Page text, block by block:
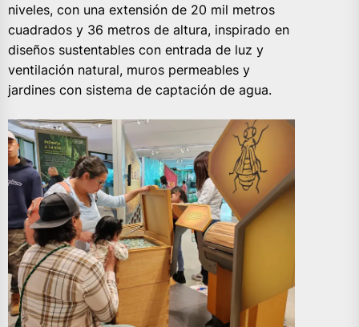
niveles, con una extensión de 20 mil metros
cuadrados y 36 metros de altura, inspirado en
diseños sustentables con entrada de luz y
ventilación natural, muros permeables y
jardines con sistema de captación de agua.